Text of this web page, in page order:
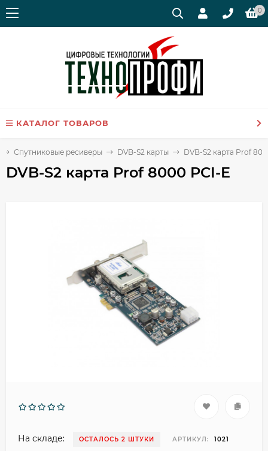
0
КАТАЛОГ ТОВАРОВ
Спутниковые ресиверы DVB-S2 карты DVB-S2 карта Prof
DVB-S2 карта Prof 8000 PCI-E
На складе: ОСТАЛОСЬ 2 ШТУКИ АРТИКУЛ: 1021